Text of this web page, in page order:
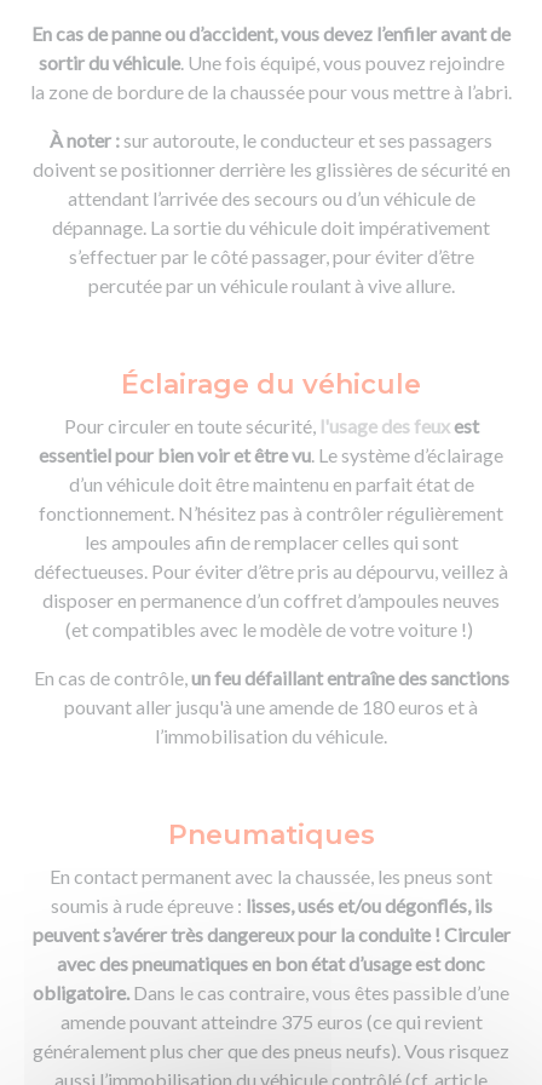
En cas de panne ou d’accident, vous devez l’enfiler avant de
sortir du véhicule. Une fois équipé, vous pouvez rejoindre
la zone de bordure de la chaussée pour vous mettre à l’abri.
À noter : sur autoroute, le conducteur et ses passagers
doivent se positionner derrière les glissières de sécurité en
attendant l’arrivée des secours ou d’un véhicule de
dépannage. La sortie du véhicule doit impérativement
s’effectuer par le côté passager, pour éviter d’être
percutée par un véhicule roulant à vive allure.
Éclairage du véhicule
Pour circuler en toute sécurité, l'usage des feuxest
essentiel pour bien voir et être vu. Le système d’éclairage
d’un véhicule doit être maintenu en parfait état de
fonctionnement. N’hésitez pas à contrôler régulièrement
les ampoules afin de remplacer celles qui sont
défectueuses. Pour éviter d’être pris au dépourvu, veillez à
disposer en permanence d’un coffret d’ampoules neuves
(et compatibles avec le modèle de votre voiture !)
En cas de contrôle,un feu défaillant entraîne des sanctions
pouvant aller jusqu'à une amende de 180 euros et à
l’immobilisation du véhicule.
Pneumatiques
En contact permanent avec la chaussée, les pneus sont
soumis à rude épreuve : lisses, usés et/ou dégonflés, ils
peuvent s’avérer très dangereux pour la conduite ! Circuler
avec des pneumatiques en bon état d’usage est donc
obligatoire.Dans le cas contraire, vous êtes passible d’une
amende pouvant atteindre 375 euros (ce qui revient
généralement plus cher que des pneus neufs). Vous risquez
aussi l’immobilisation du véhicule contrôlé (cf. article